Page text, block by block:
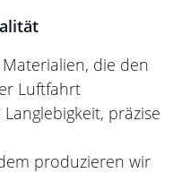
die den
Luftfahrt
präzise
produzieren wir